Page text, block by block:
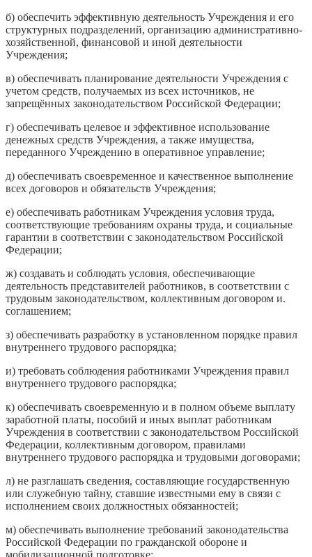
б) обеспечить эффективную деятельность Учреждения и его
структурных подразделений, организацию административно-
хозяйственной, финансовой и иной деятельности
Учреждения;
в) обеспечивать планирование деятельности Учреждения с
учетом средств, получаемых из всех источников, не
запрещённых законодательством Российской Федерации;
г) обеспечивать целевое и эффективное использование
денежных средств Учреждения, а также имущества,
переданного Учреждению в оперативное управление;
д) обеспечивать своевременное и качественное выполнение
всех договоров и обязательств Учреждения;
е) обеспечивать работникам Учреждения условия труда,
соответствующие требованиям охраны труда, и социальные
гарантии в соответствии с законодательством Российской
Федерации;
ж) создавать и соблюдать условия, обеспечивающие
деятельность представителей работников, в соответствии с
трудовым законодательством, коллективным договором и.
соглашением;
з) обеспечивать разработку в установленном порядке правил
внутреннего трудового распорядка;
и) требовать соблюдения работниками Учреждения правил
внутреннего трудового распорядка;
к) обеспечивать своевременную и в полном объеме выплату
заработной платы, пособий и иных выплат работникам
Учреждения в соответствии с законодательством Российской
Федерации, коллективным договором, правилами
внутреннего трудового распорядка и трудовыми договорами;
л) не разглашать сведения, составляющие государственную
или служебную тайну, ставшие известными ему в связи с
исполнением своих должностных обязанностей;
м) обеспечивать выполнение требований законодательства
Российской Федерации по гражданской обороне и
мобилизационной подготовке;